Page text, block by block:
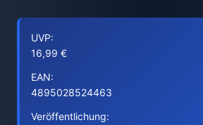
UVP:
16,99 €
EAN:
4895028524463
Veröffentlichung: